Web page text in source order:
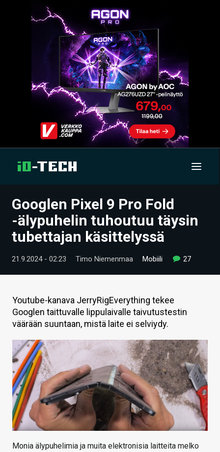
UUTISET
ARTIKKELIT
VIDEOT
TECHBBS
TIETOA
HINTA.FI
VAIHDA TEEMA
HAKU
Googlen Pixel 9 Pro Fold
-älypuhelin tuhoutuu täysin
tubettajan käsittelyssä
21.9.2024 - 02:23 Timo Niemenmaa Mobiili 27
Youtube-kanava JerryRigEverything tekee
Googlen taittuvalle lippulaivalle taivutustestin
väärään suuntaan, mistä laite ei selviydy.
Monia älypuhelimia ja muita elektronisia laitteita melko